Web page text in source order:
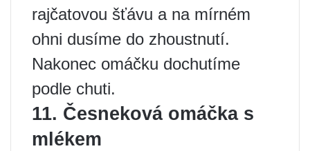
rajčatovou šťávu a na mírném
ohni dusíme do zhoustnutí.
Nakonec omáčku dochutíme
podle chuti.
11. Česneková omáčka s
mlékem